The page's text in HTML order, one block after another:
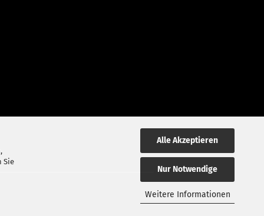
Sie
Alle Akzeptieren
Nur Notwendige
Weitere Informationen